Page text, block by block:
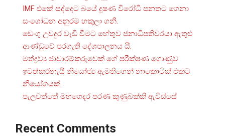
IMF එකේ සද්දෙට බයේ දූෂණ විරෝධී පනතට ගෙනා
සංශෝධන අනුරම හකුලා ගනී.
ඩෙංගු උවදුර වැඩි වීමට හේතුව ජනාධිපතිවරයා ඇතුළු
ආණ්ඩුවේ පරගැති දේශපාලනය යි.
මත්ද්‍රව්‍ය ජාවාරම්කරුවෙක් ගේ පරීක්ෂණ ගොණුව
ඉවත්කරනැයි නියෝජ්‍ය ඇමතිගෙන් නාකොටික් එකට
නියෝගයක්.
පැලවත්තේ මහගෙදර පරණ කුණුබක්කි ඇවිස්සේ
Recent Comments